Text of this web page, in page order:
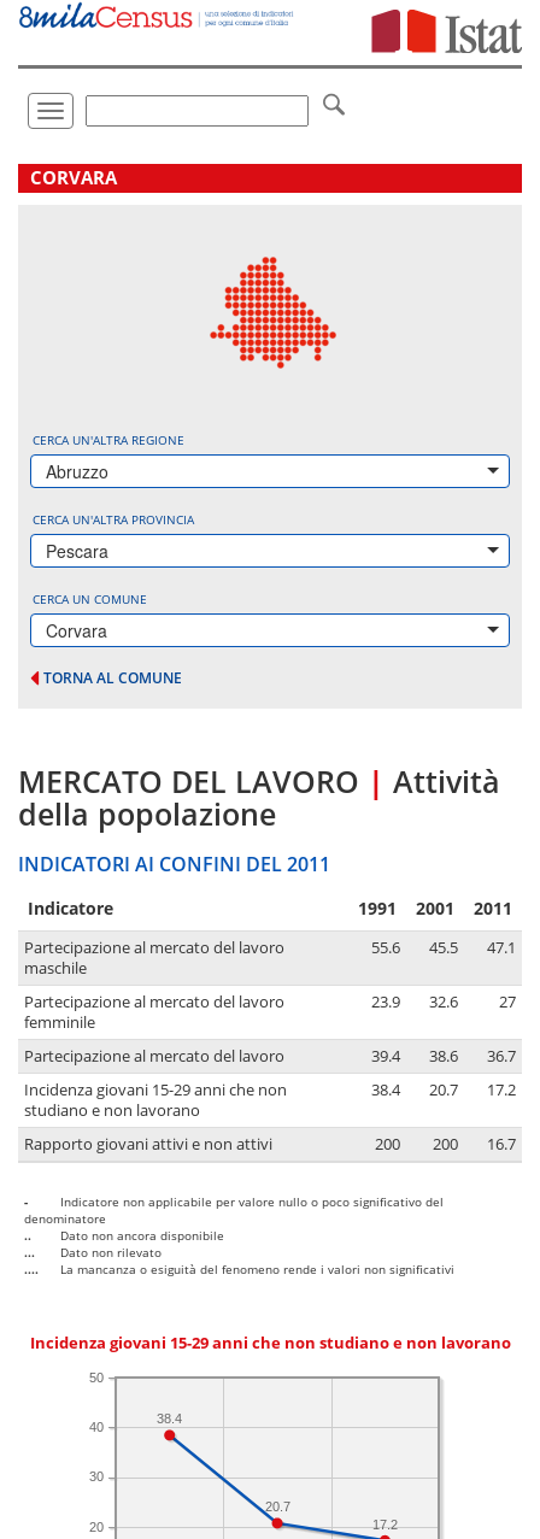
Vai
direttamente
Toggle
navigation
.
CORVARA
CERCA UN'ALTRA REGIONE
Abruzzo
CERCA UN'ALTRA PROVINCIA
Pescara
CERCA UN COMUNE
Corvara
TORNA AL COMUNE
MERCATO DEL LAVORO | Attività
della popolazione
INDICATORI AI CONFINI DEL 2011
Indicatore 1991 2001 2011
Partecipazione al mercato del lavoro
maschile
55.6 45.5 47.1
Partecipazione al mercato del lavoro
femminile
23.9 32.6 27
Partecipazione al mercato del lavoro 39.4 38.6
36.7
Incidenza giovani 15-29 anni che non
studiano e non lavorano
38.4 20.7 17.2
Rapporto giovani attivi e non attivi 200 200 16.7
-
Indicatore non applicabile per valore nullo o poco significativo del
denominatore
..
Dato non ancora disponibile
...
Dato non rilevato
....
La mancanza o esiguità del fenomeno rende i valori non significativi
Incidenza giovani 15-29 anni che non studiano e non lavorano
20
30
40
50
17.2
20.7
38.4